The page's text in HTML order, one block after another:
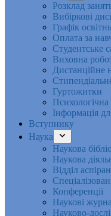
Розклад
Вибіркові
Графік
Оплата за
Студентське
Виховна
Дистанційне
Гуртожитки
Інформація
Вступнику
Наука
Наукова
Наукова
Відділ
Конференції
Наукові
Науково-